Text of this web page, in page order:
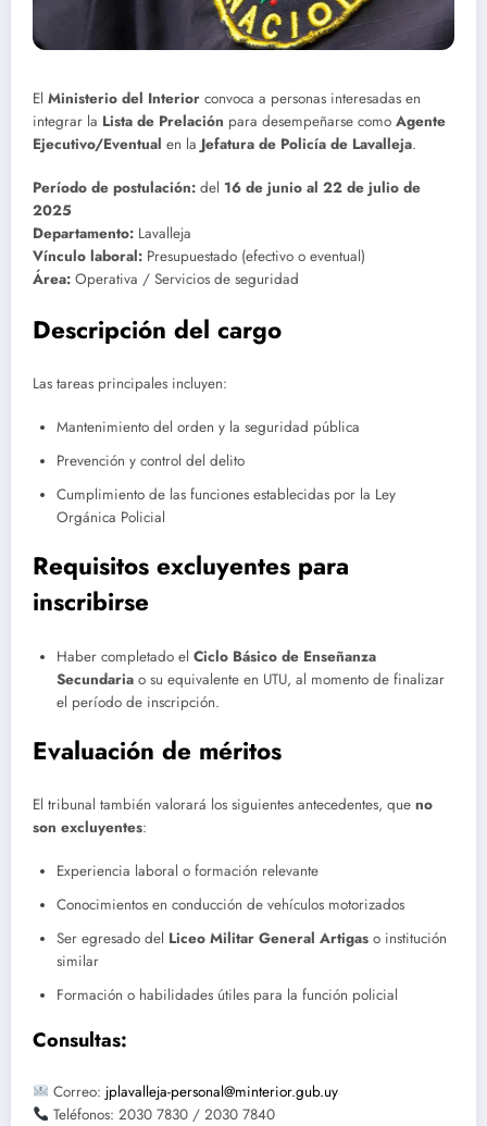
El Ministerio del Interior convoca a personas interesadas en
integrar la Lista de Prelación para desempeñarse como Agente
Ejecutivo/Eventual en la Jefatura de Policía de Lavalleja.
Período de postulación: del 16 de junio al 22 de julio de
2025
Departamento: Lavalleja
Vínculo laboral: Presupuestado (efectivo o eventual)
Área: Operativa / Servicios de seguridad
Descripción del cargo
Las tareas principales incluyen:
Mantenimiento del orden y la seguridad pública
Prevención y control del delito
Cumplimiento de las funciones establecidas por la Ley
Orgánica Policial
Requisitos excluyentes para
inscribirse
Haber completado el Ciclo Básico de Enseñanza
Secundaria o su equivalente en UTU, al momento de finalizar
el período de inscripción.
Evaluación de méritos
El tribunal también valorará los siguientes antecedentes, que no
son excluyentes:
Experiencia laboral o formación relevante
Conocimientos en conducción de vehículos motorizados
Ser egresado del Liceo Militar General Artigas o institución
similar
Formación o habilidades útiles para la función policial
Consultas:
Correo: jplavalleja-personal@minterior.gub.uy
Teléfonos: 2030 7830 / 2030 7840